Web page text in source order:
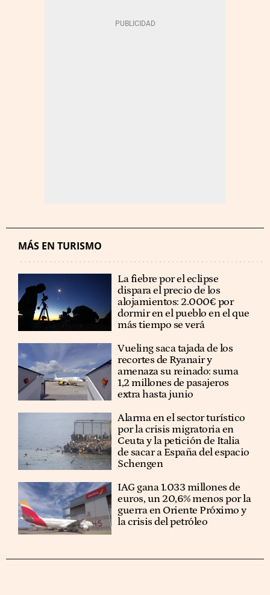
MÁS EN TURISMO
La fiebre por el eclipse
dispara el precio de los
alojamientos: 2.000€ por
dormir en el pueblo en el que
más tiempo se verá
Vueling saca tajada de los
recortes de Ryanair y
amenaza su reinado: suma
1,2 millones de pasajeros
extra hasta junio
Alarma en el sector turístico
por la crisis migratoria en
Ceuta y la petición de Italia
de sacar a España del espacio
Schengen
IAG gana 1.033 millones de
euros, un 20,6% menos por la
guerra en Oriente Próximo y
la crisis del petróleo